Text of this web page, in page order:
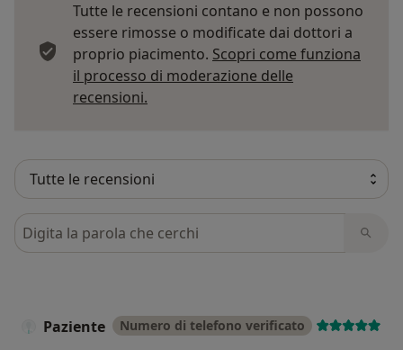
Tutte le recensioni contano e non possono
essere rimosse o modificate dai dottori a
proprio piacimento. Scopri come funziona
il processo di moderazione delle
recensioni.
Cerca nelle recensioni
Paziente Numero di telefono verificato